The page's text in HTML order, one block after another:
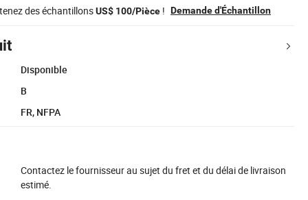
des échantillonsUS$ 100/Pièce ! Demande d'Échantillon
Disponible
B
FR, NFPA
Contactez le fournisseur au sujet du fret et du délai de livraison
estimé.